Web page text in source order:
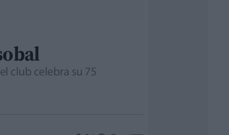
club celebra su 75